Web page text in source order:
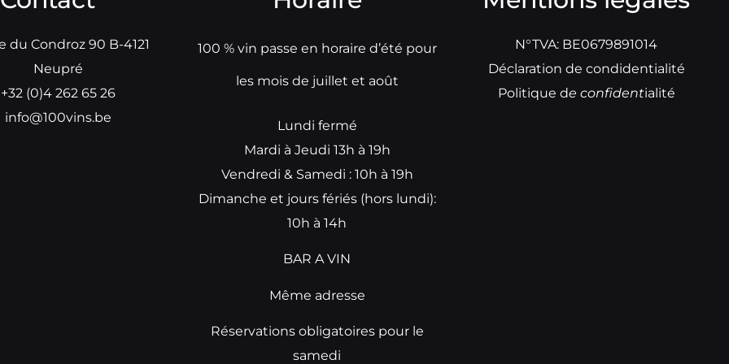
du Condroz 90 B-4121
Neupré
+32 (0)4 262 65 26
info@100vins.be
100 % vin passe en horaire d’été pour
les mois de juillet et août
Lundi fermé
Mardi à Jeudi 13h à 19h
Vendredi & Samedi : 10h à 19h
Dimanche et jours fériés (hors lundi):
10h à 14h
BAR A VIN
Même adresse
Réservations obligatoires pour le
samedi
N°TVA: BE0679891014
Déclaration de condidentialité
Politique de confidentialité